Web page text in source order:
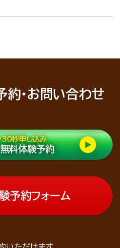
・お問い合わせ
30秒申し込み
料体験予約
予約フォーム